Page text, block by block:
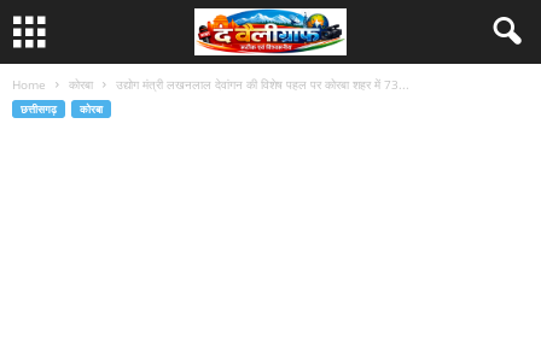
Home कोरबा उद्योग मंत्री लखनलाल देवांगन की विशेष पहल पर कोरबा शहर में 73...
छत्तीसगढ़ कोरबा